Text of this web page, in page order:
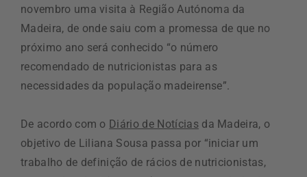
novembro uma visita à Região Autónoma da
Madeira, de onde saiu com a promessa de que no
próximo ano será conhecido “o número
recomendado de nutricionistas para as
necessidades da população madeirense”.
De acordo com o Diário de Notíciasda Madeira, o
objetivo de Liliana Sousa passa por “iniciar um
trabalho de definição de rácios de nutricionistas,